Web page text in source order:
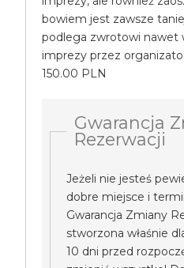
bowiem jest zawsze
podlega zwrotowi nawet
imprezy przez
150.00 PLN
Gwarancja
Rezerwacji
Jeżeli nie jesteś
dobre miejsce i
Gwarancja Zmiany
stworzona właśnie
10 dni przed